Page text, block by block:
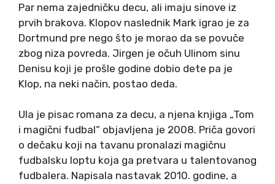
Par nema zajedničku decu, ali imaju sinove iz
prvih brakova. Klopov naslednik Mark igrao je za
Dortmund pre nego što je morao da se povuče
zbog niza povreda. Jirgen je očuh Ulinom sinu
Denisu koji je prošle godine dobio dete pa je
Klop, na neki način, postao deda.
Ula je pisac romana za decu, a njena knjiga „Tom
i magični fudbal“ objavljena je 2008. Priča govori
o dečaku koji na tavanu pronalazi magičnu
fudbalsku loptu koja ga pretvara u talentovanog
fudbalera. Napisala nastavak 2010. godine, a